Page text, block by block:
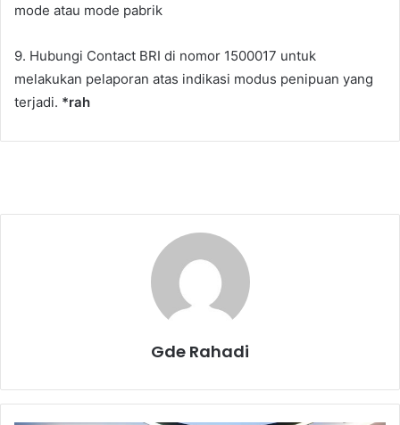
mode atau mode pabrik
9. Hubungi Contact BRI di nomor 1500017 untuk
melakukan pelaporan atas indikasi modus penipuan yang
terjadi. *rah
Gde Rahadi